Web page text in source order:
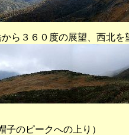
望、西北を望
のピークへの上り）